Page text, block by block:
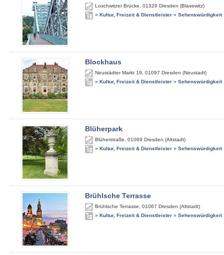
Loschwitzer Brücke 01326 Dresden (Blasewitz)
» Kultur, Freizeit & Dienstleister » Sehenswürdigkeit
Blockhaus
Neustädter Markt 19 01097 Dresden (Neustadt)
» Kultur, Freizeit & Dienstleister » Sehenswürdigkeit
Blüherpark
Blüherstraße 01069 Dresden (Altstadt)
» Kultur, Freizeit & Dienstleister » Sehenswürdigkeit
Brühlsche Terrasse
Brühlsche Terrasse 01067 Dresden (Altstadt)
» Kultur, Freizeit & Dienstleister » Sehenswürdigkeit